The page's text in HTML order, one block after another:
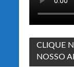
CLIQUE
NOSSO